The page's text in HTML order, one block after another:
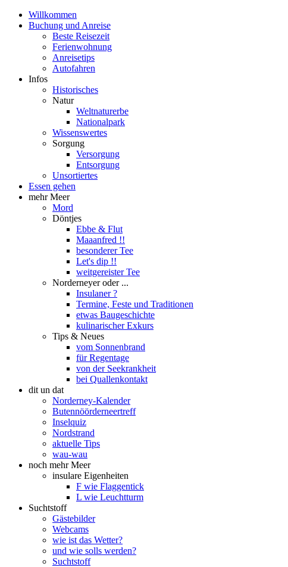
Willkommen
Buchung und Anreise
Beste Reisezeit
Ferienwohnung
Anreisetips
Autofahren
Infos
Historisches
Natur
Weltnaturerbe
Nationalpark
Wissenswertes
Sorgung
Versorgung
Entsorgung
Unsortiertes
Essen gehen
mehr Meer
Mord
Döntjes
Ebbe & Flut
Maaanfred !!
besonderer Tee
Let's dip !!
weitgereister Tee
Norderneyer oder ...
Insulaner ?
Termine, Feste und Traditionen
etwas Baugeschichte
kulinarischer Exkurs
Tips & Neues
vom Sonnenbrand
für Regentage
von der Seekrankheit
bei Quallenkontakt
dit un dat
Norderney-Kalender
Butennöörderneertreff
Inselquiz
Nordstrand
aktuelle Tips
wau-wau
noch mehr Meer
insulare Eigenheiten
F wie Flaggentick
L wie Leuchtturm
Suchtstoff
Gästebilder
Webcams
wie ist das Wetter?
und wie solls werden?
Suchtstoff